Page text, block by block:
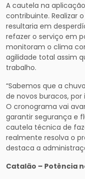
A cautela na
contribuinte. Realizar
resultaria em
refazer o serviço em
monitoram o clima
agilidade total assim
trabalho.
“Sabemos que a
de novos buracos,
O cronograma vai
garantir segurança e
cautela técnica de
realmente resolva o
destaca a
Catalão – Potência